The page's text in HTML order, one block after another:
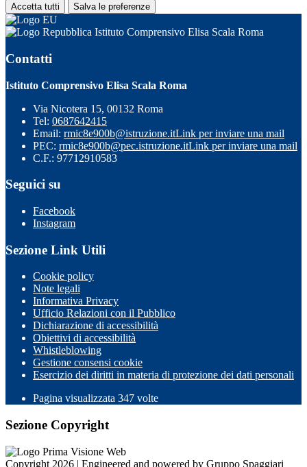
Accetta tutti Salva le preferenze
Istituto Comprensivo Elisa Scala Roma
Contatti
Istituto Comprensivo Elisa Scala Roma
Via Nicotera 15, 00132 Roma
Tel: 0687642415
Email: rmic8e900b@istruzione.itLink per inviare una mail
PEC: rmic8e900b@pec.istruzione.itLink per inviare una mail
C.F.: 97712910583
Seguici su
Facebook
Instagram
Sezione Link Utili
Cookie policy
Note legali
Informativa Privacy
Ufficio Relazioni con il Pubblico
Dichiarazione di accessibilità
Obiettivi di accessibilità
Whistleblowing
Gestione consensi cookie
Esercizio dei diritti in materia di protezione dei dati personali
Pagina visualizzata 347 volte
Sezione Copyright
Copyright 2026 | Engineered and powered by Gruppo Spaggiari